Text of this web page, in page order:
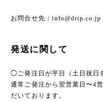
お問合せ先： info@drip.co.jp
発送に関して
◯ご発注日が平日（土日祝日
通常ご発注から翌営業日〜4
だいております。